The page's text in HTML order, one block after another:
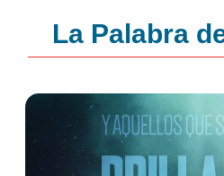
La Palabra